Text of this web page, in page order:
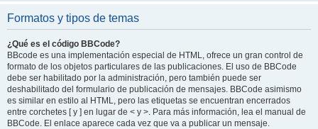
Formatos y tipos de temas
¿Qué es el código BBCode?
BBcode es una implementación especial de HTML, ofrece un gran control de
formato de los objetos particulares de las publicaciones. El uso de BBCode
debe ser habilitado por la administración, pero también puede ser
deshabilitado del formulario de publicación de mensajes. BBCode asimismo
es similar en estilo al HTML, pero las etiquetas se encuentran encerrados
entre corchetes [ y ] en lugar de < y >. Para más información, lea el manual de
BBCode. El enlace aparece cada vez que va a publicar un mensaje.